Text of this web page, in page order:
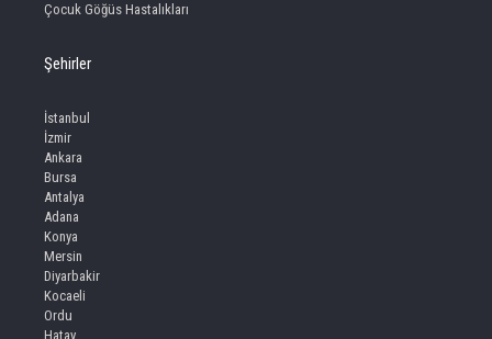
Çocuk Göğüs Hastalıkları
Şehirler
İstanbul
İzmir
Ankara
Bursa
Antalya
Adana
Konya
Mersin
Diyarbakir
Kocaeli
Ordu
Hatay